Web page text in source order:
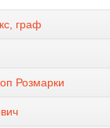
граф
Розмарки